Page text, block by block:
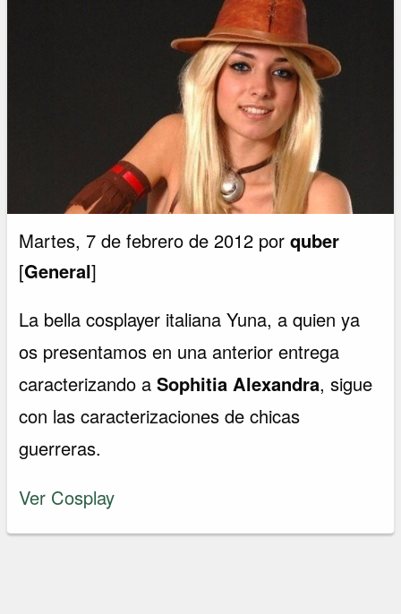
Martes, 7 de febrero de 2012 porquber
[General]
La bella cosplayer italiana Yuna, a quien ya
os presentamos en una anterior entrega
caracterizando aSophitia Alexandra, sigue
con las caracterizaciones de chicas
guerreras.
Ver Cosplay